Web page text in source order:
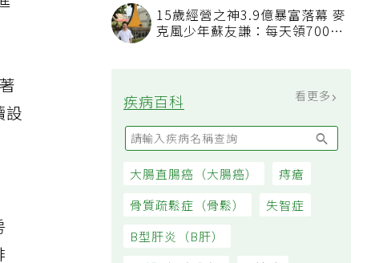
15歲經營之神3.9億暴富落幕 麥
疾病百科
設